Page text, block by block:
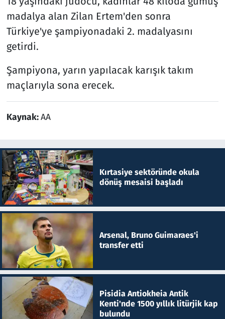
madalya alan Zilan Ertem'den sonra
Türkiye'ye şampiyonadaki 2. madalyasını
getirdi.
Şampiyona, yarın yapılacak karışık takım
maçlarıyla sona erecek.
Kaynak:AA
Kırtasiye sektöründe okula
dönüş mesaisi başladı
Arsenal, Bruno Guimaraes'i
transfer etti
Pisidia Antiokheia Antik
Kenti'nde 1500 yıllık litürjik kap
bulundu